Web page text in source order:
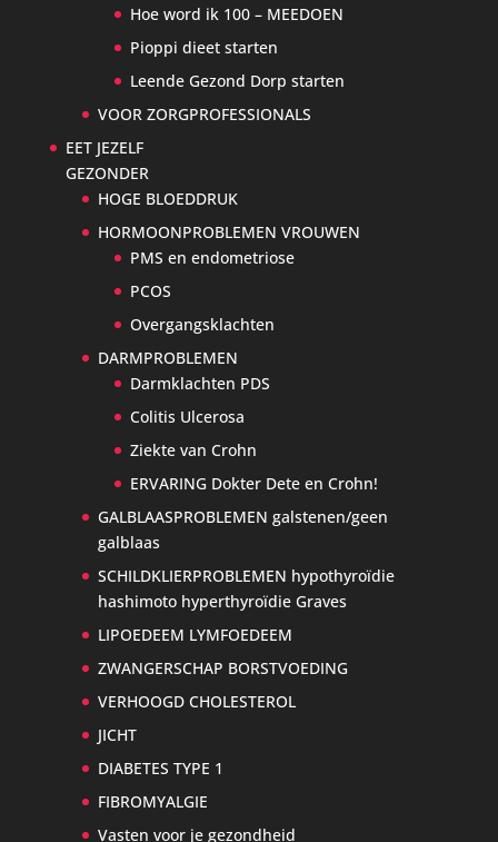
Hoe word ik 100 – MEEDOEN
Pioppi dieet starten
Leende Gezond Dorp starten
VOOR ZORGPROFESSIONALS
EET JEZELF
GEZONDER
HOGE BLOEDDRUK
HORMOONPROBLEMEN VROUWEN
PMS en endometriose
PCOS
Overgangsklachten
DARMPROBLEMEN
Darmklachten PDS
Colitis Ulcerosa
Ziekte van Crohn
ERVARING Dokter Dete en Crohn!
GALBLAASPROBLEMEN galstenen/geen
galblaas
SCHILDKLIERPROBLEMEN hypothyroïdie
hashimoto hyperthyroïdie Graves
LIPOEDEEM LYMFOEDEEM
ZWANGERSCHAP BORSTVOEDING
VERHOOGD CHOLESTEROL
JICHT
DIABETES TYPE 1
FIBROMYALGIE
Vasten voor je gezondheid